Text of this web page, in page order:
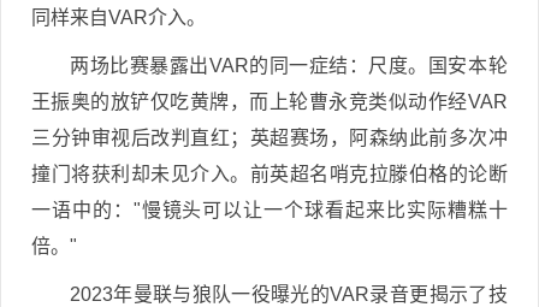
同样来自VAR介入。
两场比赛暴露出VAR的同一症结：尺度。国安本轮
王振奥的放铲仅吃黄牌，而上轮曹永竞类似动作经VAR
三分钟审视后改判直红；英超赛场，阿森纳此前多次冲
撞门将获利却未见介入。前英超名哨克拉滕伯格的论断
一语中的："慢镜头可以让一个球看起来比实际糟糕十
倍。"
2023年曼联与狼队一役曝光的VAR录音更揭示了技